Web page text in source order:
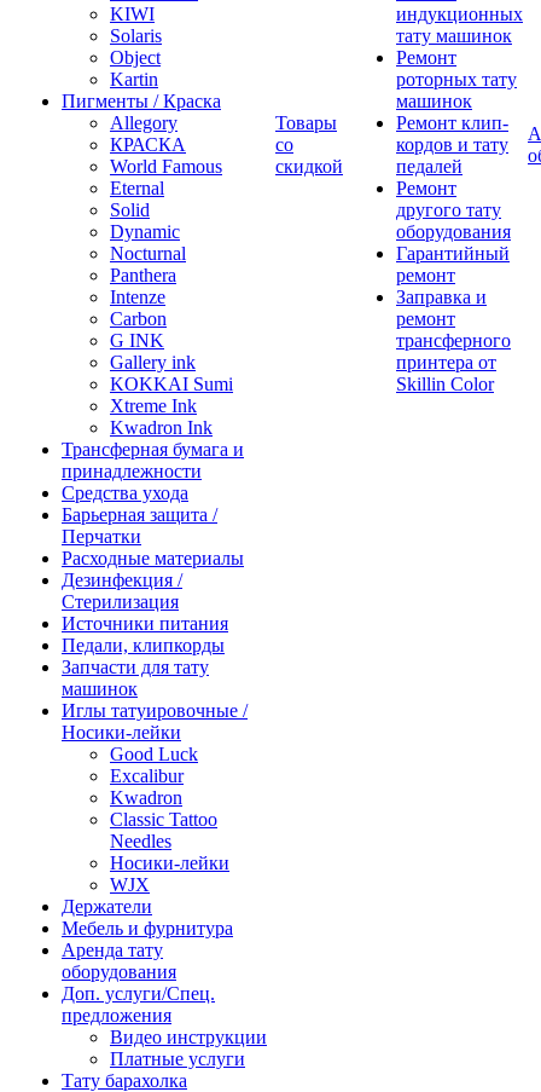
KIWI
Solaris
Object
Kartin
Пигменты / Краска
Allegory
КРАСКА
World Famous
Eternal
Solid
Dynamic
Nocturnal
Panthera
Intenze
Carbon
G INK
Gallery ink
KOKKAI Sumi
Xtreme Ink
Kwadron Ink
Трансферная бумага и
принадлежности
Средства ухода
Барьерная защита /
Перчатки
Расходные материалы
Дезинфекция /
Стерилизация
Источники питания
Педали, клипкорды
Запчасти для тату
машинок
Иглы татуировочные /
Носики-лейки
Good Luck
Excalibur
Kwadron
Classic Tattoo
Needles
Носики-лейки
WJX
Держатели
Мебель и фурнитура
Аренда тату
оборудования
Доп. услуги/Спец.
предложения
Видео инструкции
Платные услуги
Тату барахолка
Товары
со
скидкой
индукционных
тату машинок
Ремонт
роторных тату
машинок
Ремонт клип-
кордов и тату
педалей
Ремонт
другого тату
оборудования
Гарантийный
ремонт
Заправка и
ремонт
трансферного
принтера от
Skillin Color